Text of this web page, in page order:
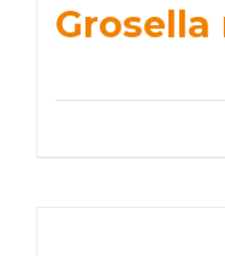
Grosella